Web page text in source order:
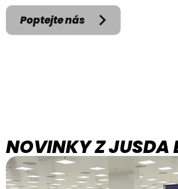
Poptejte nás
NOVINKY Z JUSDA